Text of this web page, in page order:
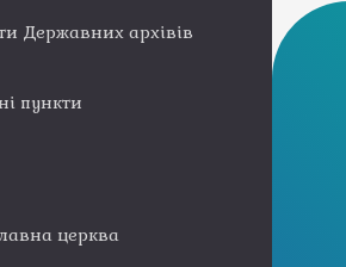
Державних архівів
пункти
церква